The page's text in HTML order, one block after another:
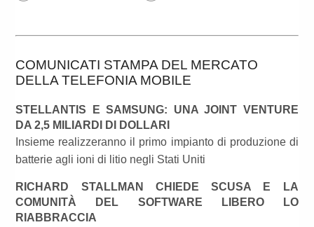
COMUNICATI STAMPA DEL MERCATO
DELLA TELEFONIA MOBILE
STELLANTIS E SAMSUNG: UNA JOINT VENTURE
DA 2,5 MILIARDI DI DOLLARI
Insieme realizzeranno il primo impianto di produzione di
batterie agli ioni di litio negli Stati Uniti
RICHARD STALLMAN CHIEDE SCUSA E LA
COMUNITÀ DEL SOFTWARE LIBERO LO
RIABBRACCIA